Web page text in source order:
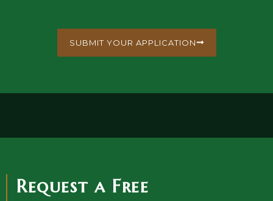
SUBMIT YOUR APPLICATION
Request a Free